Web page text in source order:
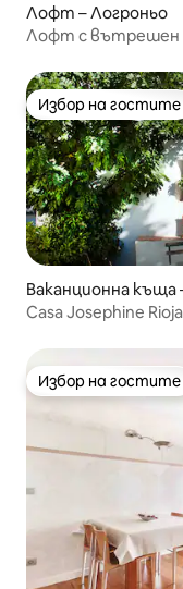
Лофт – Логроньо
Лофт с вътрешен
Избор на гостите
Избор на гостите
Ваканционна къща
Casa Josephine Rioja
Избор на гостите
Избор на гостите